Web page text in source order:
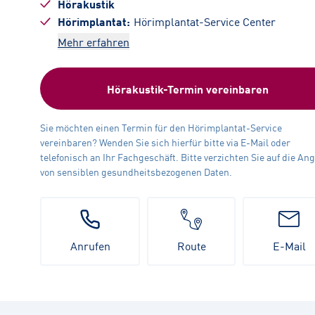
Hörakustik
Hörimplantat Hörimplantat-Service Center
Mehr erfahren
Hörakustik-Termin vereinbaren
Sie möchten einen Termin für den Hörimplantat-Service
vereinbaren? Wenden Sie sich hierfür bitte via E-Mail oder
telefonisch an Ihr Fachgeschäft. Bitte verzichten Sie auf die
von sensiblen gesundheitsbezogenen Daten.
Anrufen Route E-Mail